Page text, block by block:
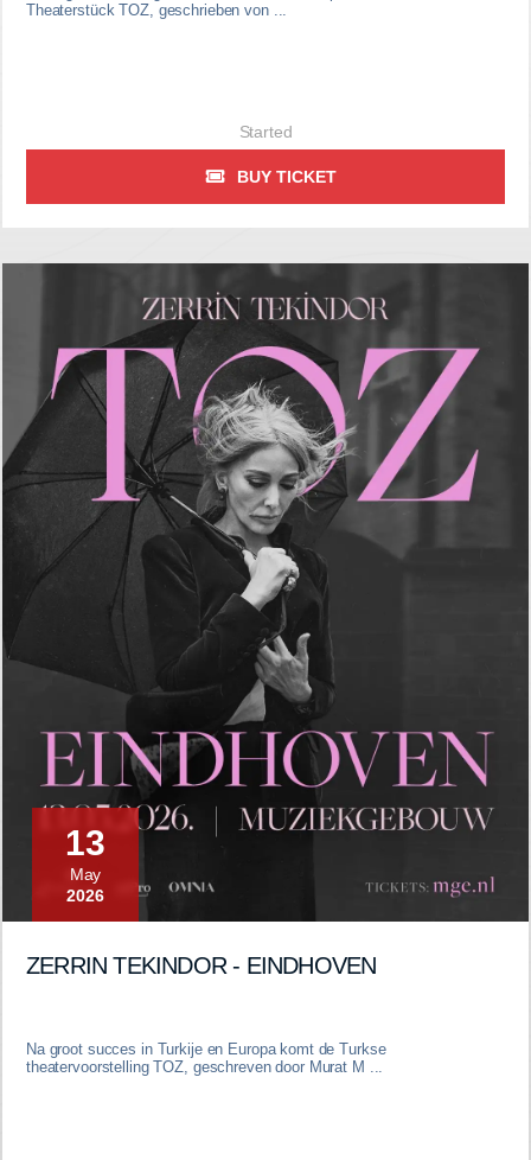
Theaterstück TOZ, geschrieben von ...
Started
BUY TICKET
13
May
2026
ZERRIN TEKINDOR - EINDHOVEN
Na groot succes in Turkije en Europa komt de Turkse
theatervoorstelling TOZ, geschreven door Murat M ...